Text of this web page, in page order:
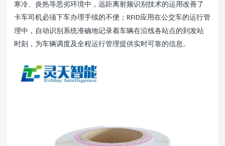
寒冷、炎热等恶劣环境中，远距离射频识别技术的运用改善了
卡车司机必须下车办理手续的不便； RFID应用在公交车的运行管
理中，自动识别系统准确地记录着车辆在沿线各站点的到发站
时刻，为车辆调度及全程运行管理提供实时可靠的信息。